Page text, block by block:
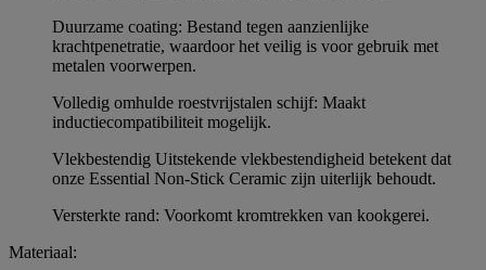
Duurzame coating: Bestand tegen aanzienlijke
krachtpenetratie, waardoor het veilig is voor gebruik met
metalen voorwerpen.
Volledig omhulde roestvrijstalen schijf: Maakt
inductiecompatibiliteit mogelijk.
Vlekbestendig Uitstekende vlekbestendigheid betekent dat
onze Essential Non-Stick Ceramic zijn uiterlijk behoudt.
Versterkte rand: Voorkomt kromtrekken van kookgerei.
Materiaal: